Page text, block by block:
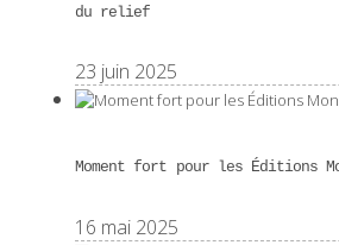
du relief
23 juin 2025
Moment fort pour les Éditions
16 mai 2025